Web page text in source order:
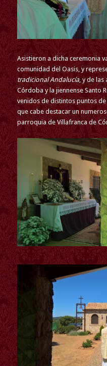
Asistieron a dicha ceremonia
comunidad del Oasis, y
tradicional Andalucía, y de las
Córdoba y la jiennense Santo
venidos de distintos puntos
que cabe destacar un
parroquia de Villafranca de